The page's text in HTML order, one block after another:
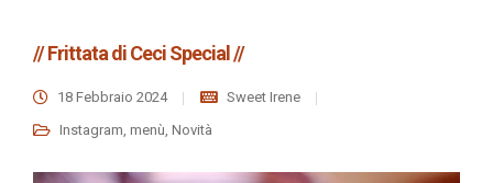
// Frittata di Ceci Special //
18 Febbraio 2024
Sweet Irene
Instagram, menù, Novità